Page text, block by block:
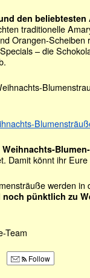
den
traditionelle
Orangen-
– die
Weihnachts-
Damit könnt ihr
werden in
noch pünktlich zu
Team
Follow